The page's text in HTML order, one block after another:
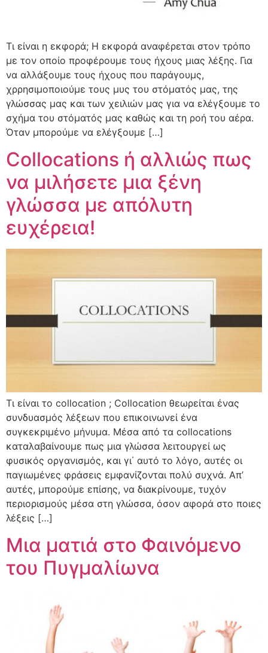
Τι είναι η εκφορά; Η εκφορά αναφέρεται στον τρόπο
με τον οποίο προφέρουμε τους ήχους μιας λέξης. Για
να αλλάξουμε τους ήχους που παράγουμς,
χρρησιμοποιούμε τους μυς του στόματός μας, της
γλώσσας μας και των χειλιών μας για να ελέγξουμε το
σχήμα του στόματός μας καθώς και τη ροή του αέρα.
Όταν μπορούμε να ελέγξουμε […]
Collocations ή αλλιώς πως
να μιλήσετε μια ξένη
γλώσσα με απόλυτη
ευχέρεια!
Τι είναι το collocation ; Collocation θεωρείται ένας
συνδυασμός λέξεων που επικοινωνεί ένα
συγκεκριμένο μήνυμα. Μέσα από τα collocations
καταλαβαίνουμε πως μια γλώσσα λειτουργεί ως
φυσικός οργανισμός, και γι΄ αυτό το λόγο, αυτές οι
παγιωμένες φράσεις εμφανίζονται πολύ συχνά. Απ’
αυτές, μπορούμε επίσης, να διακρίνουμε, τυχόν
περιορισμούς μέσα στη γλώσσα, όσον αφορά στο ποιες
λέξεις […]
Μια ματιά στο Φαινόμενο
του Πυγμαλίωνα